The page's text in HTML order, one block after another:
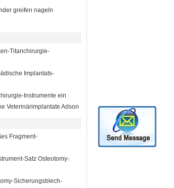
greifen nageln
Titanchirurgie-
Implantats-
Instrumente ein
Veterinärimplantate Adson
Fragment-
Satz Osteotomy-
Sicherungsblech-